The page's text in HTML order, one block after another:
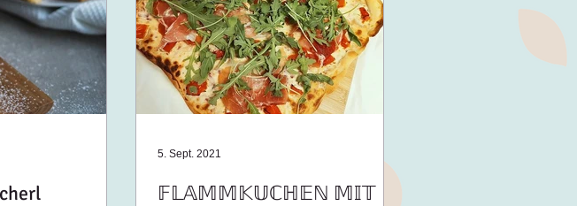
𝔽𝕃𝔸𝕄𝕄𝕂𝕌ℂℍ𝔼ℕ 𝕄𝕀𝕋
5. Sept. 2021